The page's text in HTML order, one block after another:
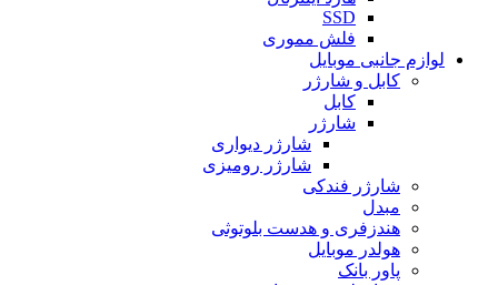
SSD
فلش مموری
لوازم جانبی موبایل
کابل و شارژر
کابل
شارژر
شارژر دیواری
شارژر رومیزی
شارژر فندکی
مبدل
هندزفری و هدست بلوتوثی
هولدر موبایل
پاور بانک